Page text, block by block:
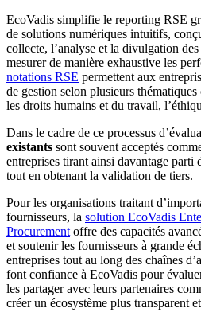
EcoVadis simplifie le reporting RSE
de solutions numériques intuitifs,
collecte, l’analyse et la divulgation
mesurer de manière exhaustive les
notations RSE permettent aux
de gestion selon plusieurs
les droits humains et du travail,
Dans le cadre de ce processus
existants sont souvent acceptés
entreprises tirant ainsi davantage parti
tout en obtenant la validation de tiers.
Pour les organisations traitant
fournisseurs, la solution EcoVadis
Procurement offre des capacités
et soutenir les fournisseurs à grande
entreprises tout au long des chaînes
font confiance à EcoVadis pour
les partager avec leurs partenaires
créer un écosystème plus transparent